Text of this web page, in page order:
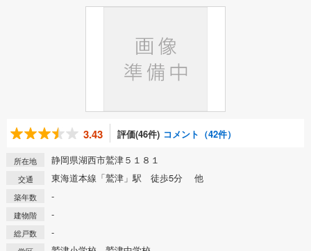
3.43 評価(46件) コメント（42件）
所在地 静岡県湖西市鷲津５１８１
交通 東海道本線「鷲津」駅 徒歩5分 他
築年数 -
建物階 -
総戸数 -